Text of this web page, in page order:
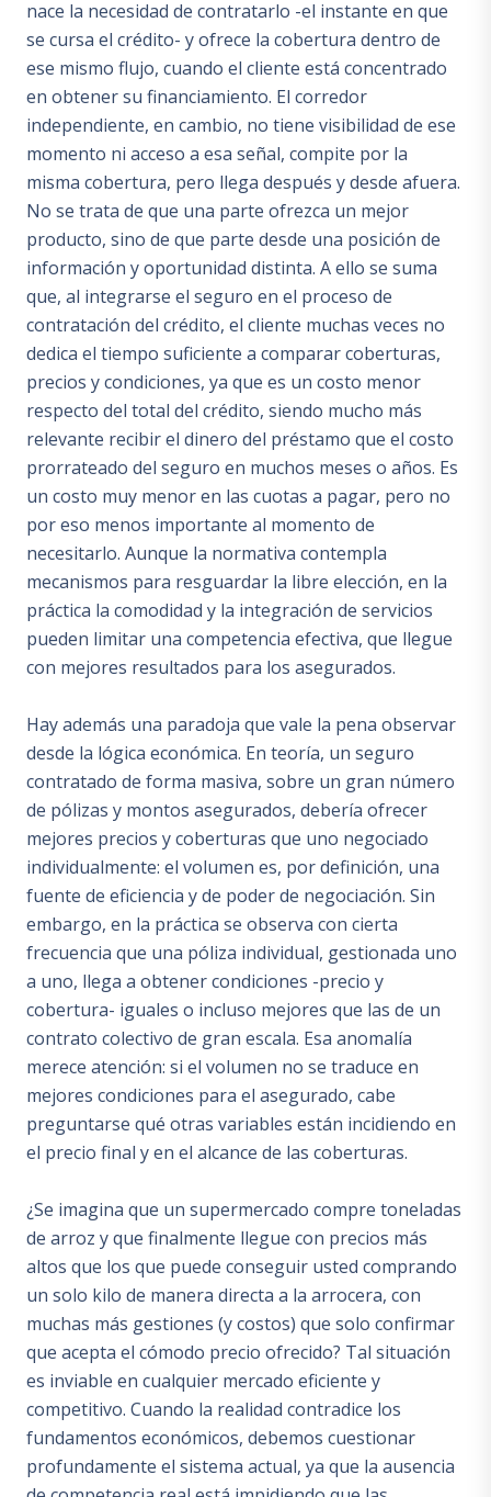
nace la necesidad de contratarlo -el instante en que
se cursa el crédito- y ofrece la cobertura dentro de
ese mismo flujo, cuando el cliente está concentrado
en obtener su financiamiento. El corredor
independiente, en cambio, no tiene visibilidad de ese
momento ni acceso a esa señal, compite por la
misma cobertura, pero llega después y desde afuera.
No se trata de que una parte ofrezca un mejor
producto, sino de que parte desde una posición de
información y oportunidad distinta. A ello se suma
que, al integrarse el seguro en el proceso de
contratación del crédito, el cliente muchas veces no
dedica el tiempo suficiente a comparar coberturas,
precios y condiciones, ya que es un costo menor
respecto del total del crédito, siendo mucho más
relevante recibir el dinero del préstamo que el costo
prorrateado del seguro en muchos meses o años. Es
un costo muy menor en las cuotas a pagar, pero no
por eso menos importante al momento de
necesitarlo. Aunque la normativa contempla
mecanismos para resguardar la libre elección, en la
práctica la comodidad y la integración de servicios
pueden limitar una competencia efectiva, que llegue
con mejores resultados para los asegurados.
Hay además una paradoja que vale la pena observar
desde la lógica económica. En teoría, un seguro
contratado de forma masiva, sobre un gran número
de pólizas y montos asegurados, debería ofrecer
mejores precios y coberturas que uno negociado
individualmente: el volumen es, por definición, una
fuente de eficiencia y de poder de negociación. Sin
embargo, en la práctica se observa con cierta
frecuencia que una póliza individual, gestionada uno
a uno, llega a obtener condiciones -precio y
cobertura- iguales o incluso mejores que las de un
contrato colectivo de gran escala. Esa anomalía
merece atención: si el volumen no se traduce en
mejores condiciones para el asegurado, cabe
preguntarse qué otras variables están incidiendo en
el precio final y en el alcance de las coberturas.
¿Se imagina que un supermercado compre toneladas
de arroz y que finalmente llegue con precios más
altos que los que puede conseguir usted comprando
un solo kilo de manera directa a la arrocera, con
muchas más gestiones (y costos) que solo confirmar
que acepta el cómodo precio ofrecido? Tal situación
es inviable en cualquier mercado eficiente y
competitivo. Cuando la realidad contradice los
fundamentos económicos, debemos cuestionar
profundamente el sistema actual, ya que la ausencia